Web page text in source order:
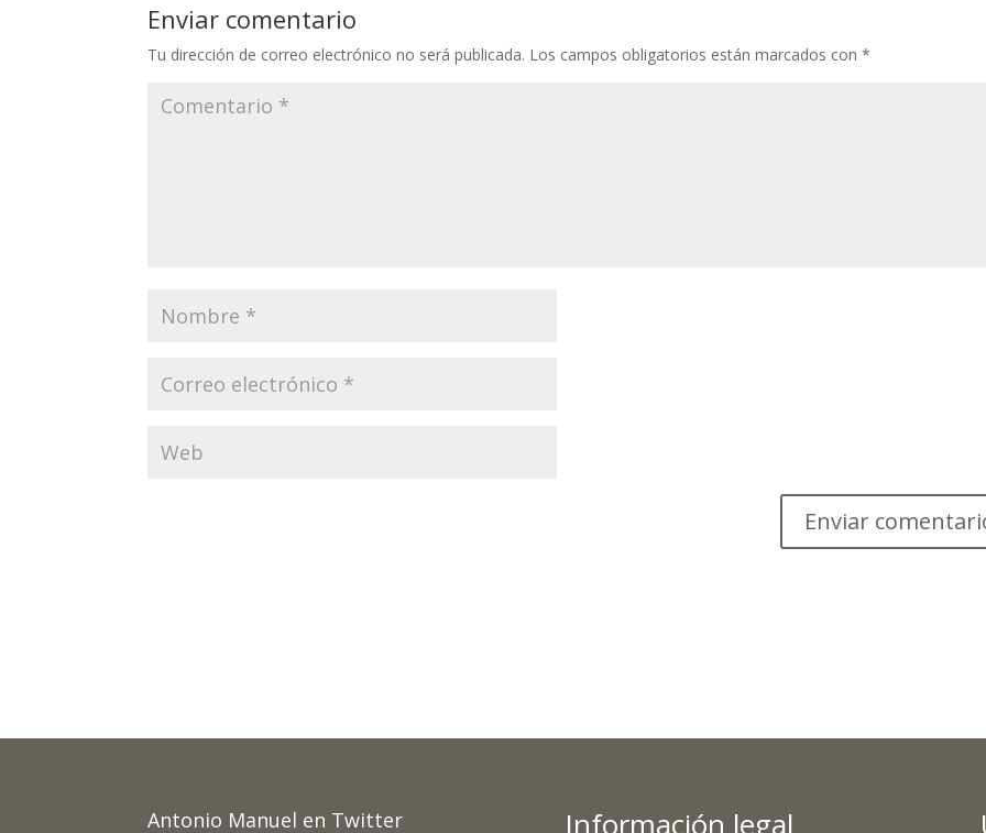
Enviar comentario
Tu dirección de correo electrónico no será publicada. Los campos obligatorios están marcados con*
Antonio Manuel en Twitter Información legal